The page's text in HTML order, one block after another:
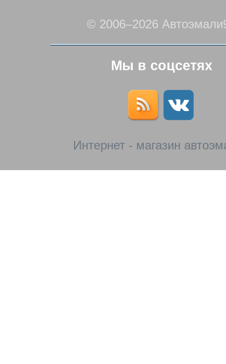
© 2006–2026
Мы в соцсетях
Интернет - магазин